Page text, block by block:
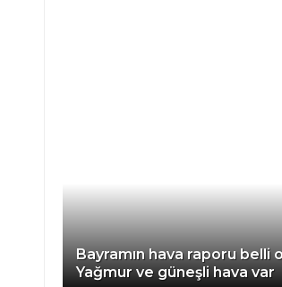
Bayramın hava raporu belli
Yağmur ve güneşli hava var